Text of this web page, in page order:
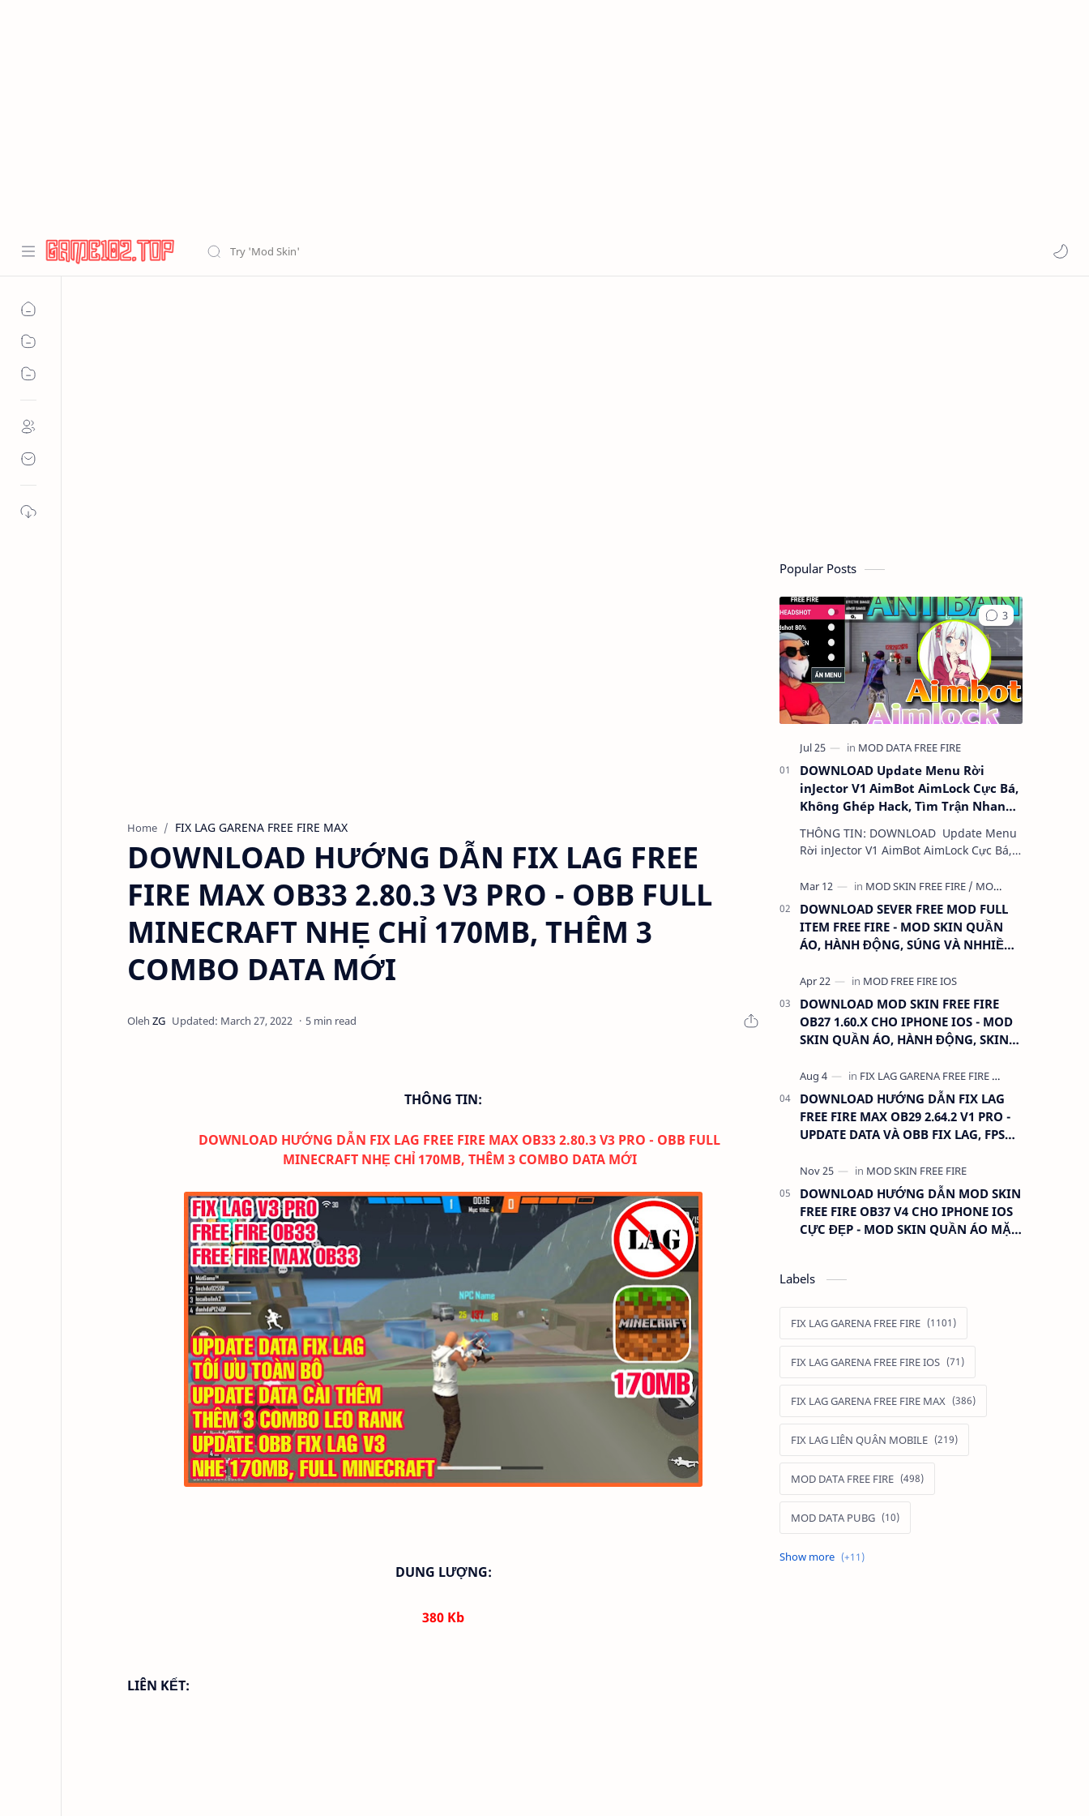
Home FIX LAG GARENA FREE FIRE MAX
DOWNLOAD HƯỚNG DẪN FIX LAG FREE
FIRE MAX OB33 2.80.3 V3 PRO - OBB FULL
MINECRAFT NHẸ CHỈ 170MB, THÊM 3
COMBO DATA MỚI
5 min read
THÔNG TIN:
DOWNLOAD HƯỚNG DẪN FIX LAG FREE FIRE MAX OB33 2.80.3V3 PRO - OBB FULL
MINECRAFT NHẸ CHỈ 170MB, THÊM 3 COMBO DATA MỚI
DUNG LƯỢNG:
380 Kb
LIÊN KẾT:
Popular Posts
DOWNLOAD Update Menu Rời
inJector V1 AimBot AimLock Cực Bá,
Không Ghép Hack, Tìm Trận Nhanh,
Antiban 100%
THÔNG TIN: DOWNLOAD Update Menu
Rời inJector V1 AimBot AimLock Cực Bá,
Antiban 100% DUNG LƯỢNG: 1 MB
LINK:…
DOWNLOAD SEVER FREE MOD FULL
ITEM FREE FIRE - MOD SKIN QUẦN
ÁO, HÀNH ĐỘNG, SÚNG VÀ NHHIỀU
DOWNLOAD MOD SKIN FREE FIRE
OB27 1.60.X CHO IPHONE IOS - MOD
SKIN QUẦN ÁO, HÀNH ĐỘNG, SKIN
DOWNLOAD HƯỚNG DẪN FIX LAG
FREE FIRE MAX OB29 2.64.2 V1 PRO -
UPDATE DATA VÀ OBB FIX LAG, FPS
DOWNLOAD HƯỚNG DẪN MOD SKIN
FREE FIRE OB37 V4 CHO IPHONE IOS
CỰC ĐẸP - MOD SKIN QUẦN ÁO MẶC
Labels
FIX LAG GARENA FREE FIRE
FIX LAG GARENA FREE FIRE IOS
FIX LAG GARENA FREE FIRE MAX
FIX LAG LIÊN QUÂN MOBILE
MOD DATA FREE FIRE
MOD DATA PUBG
MOD FREE FIRE